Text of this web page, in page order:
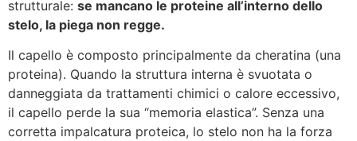
strutturale: se mancano le proteine all’interno dello
stelo, la piega non regge.
Il capello è composto principalmente da cheratina (una
proteina). Quando la struttura interna è svuotata o
danneggiata da trattamenti chimici o calore eccessivo,
il capello perde la sua “memoria elastica”. Senza una
corretta impalcatura proteica, lo stelo non ha la forza